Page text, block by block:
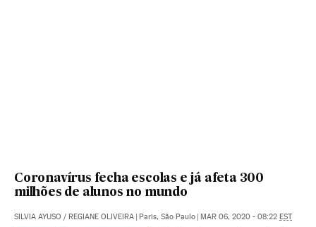
Coronavírus fecha escolas e já afeta 300
milhões de alunos no mundo
SILVIA AYUSO / REGIANE OLIVEIRA Paris, São Paulo MAR 06, 2020 - 08:22 EST